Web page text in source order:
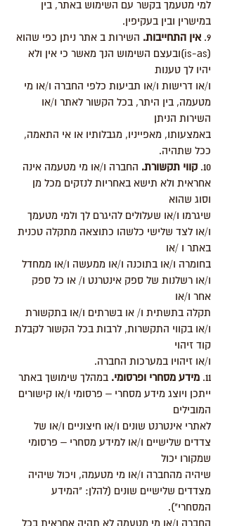
למי מטעמך בקשר עם השימוש באתר, בין
במישרין ובין בעקיפין.
9.
אין התחייבות. השירות ב אתר ניתן כפי שהוא
(is-as)ובעצם השימוש הנך מאשר כי אין ולא
יהיו לך טענות
ו/או דרישות ו/או תביעות כלפי החברה ו/או מי
מטעמה, בין היתר, בכל הקשור לאתר ו/או
השירות הניתן
באמצעותו, מאפייניו, מגבלותיו או אי התאמה,
ככל שתהיה.
10.
קווי תקשורת. החברה ו/או מי מטעמה אינה
אחראית ולא תישא באחריות לנזקים מכל מן
וסוג שהוא
שיגרמו ו/או שעלולים להיגרם לך ולמי מטעמך
ו/או לצד שלישי כלשהו כתוצאה מתקלה טכנית
באתר ו /או
בחומרה ו/או בתוכנה ו/או ממעשה ו/או ממחדל
ו/או רשלנות של ספק אינטרנט ו/ או כל ספק
אחר ו/או
תקלה בתשתית ו/ או בשרתים ו/או בתקשורת
ו/או בקווי התקשרות, לרבות בכל הקשור לקבלת
קוד זיהוי
ו/או זיהויו במערכות החברה.
11.
מידע מסחרי ופרסומי. במהלך שימושך באתר
ייתכן ויוצג מידע מסחרי – פרסומי ו/או קישורים
המובילים
לאתרי אינטרנט שונים ו/או חיצוניים ו/או של
צדדים שלישיים ו/או למידע מסחרי – פרסומי
שמקורו יכול
שיהיה מהחברה ו/או מי מטעמה, ויכול שיהיה
מצדדים שלישיים שונים (להלן: "המידע
המסחרי").
החברה ו/או מי מטעמה לא תהיה אחראית בכל